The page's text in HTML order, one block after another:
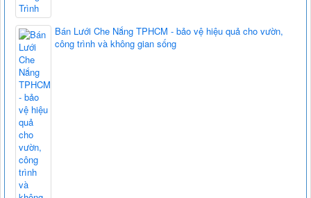
Bán Lưới Che Nắng TPHCM - bảo vệ hiệu quả cho vườn,
công trình và không gian sống